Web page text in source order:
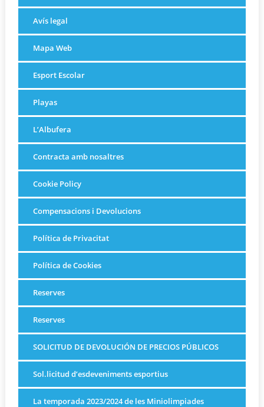
Avís legal
Mapa Web
Esport Escolar
Playas
L’Albufera
Contracta amb nosaltres
Cookie Policy
Compensacions i Devolucions
Política de Privacitat
Política de Cookies
Reserves
Reserves
SOLICITUD DE DEVOLUCIÓN DE PRECIOS PÚBLICOS
Sol.licitud d’esdeveniments esportius
La temporada 2023/2024 de les Miniolimpiades